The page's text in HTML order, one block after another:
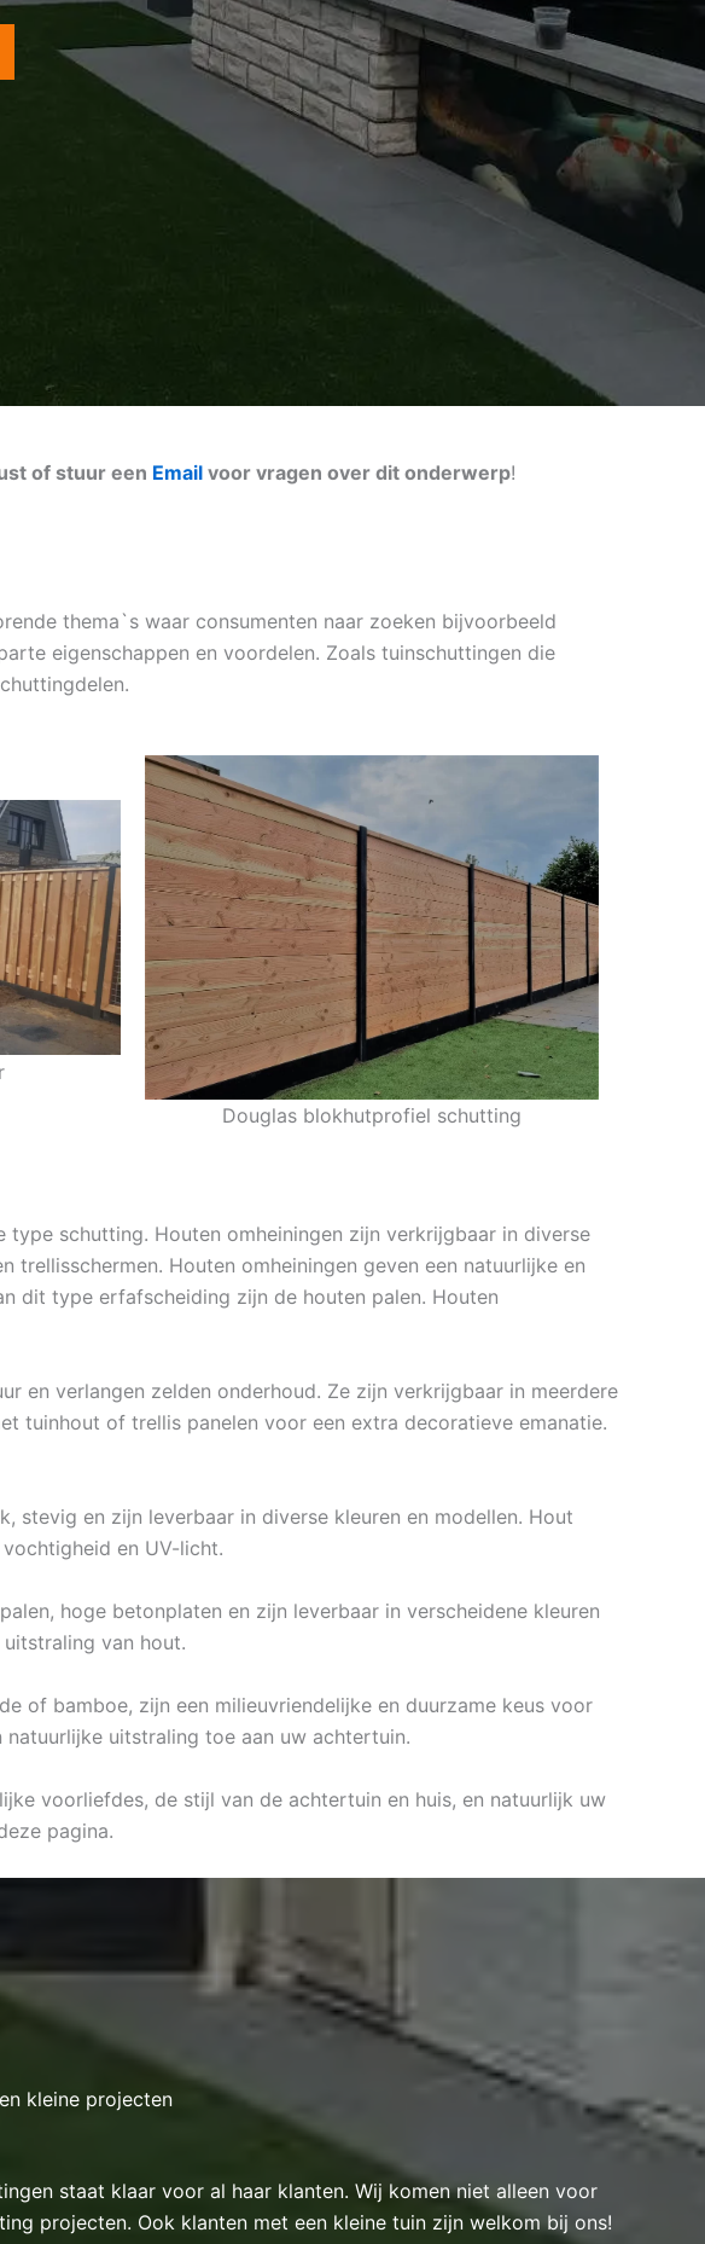
of stuur een Email voor vragen over dit onderwerp!
thema`s waar consumenten naar zoeken bijvoorbeeld
eigenschappen en voordelen. Zoals tuinschuttingen die
Douglas blokhutprofiel schutting
schutting. Houten omheiningen zijn verkrijgbaar in diverse
Houten omheiningen geven een natuurlijke en
dit type erfafscheiding zijn de houten palen. Houten
en verlangen zelden onderhoud. Ze zijn verkrijgbaar in meerdere
tuinhout of trellis panelen voor een extra decoratieve emanatie.
stevig en zijn leverbaar in diverse kleuren en modellen. Hout
en UV-licht.
hoge betonplaten en zijn leverbaar in verscheidene kleuren
van hout.
of bamboe, zijn een milieuvriendelijke en duurzame keus voor
uitstraling toe aan uw achtertuin.
voorliefdes, de stijl van de achtertuin en huis, en natuurlijk uw
pagina.
kleine projecten
staat klaar voor al haar klanten. Wij komen niet alleen voor
projecten. Ook klanten met een kleine tuin zijn welkom bij ons!